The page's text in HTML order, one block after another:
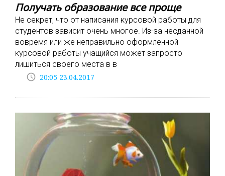
Получать образование все проще
Не секрет, что от написания курсовой работы для
студентов зависит очень многое. Из-за несданной
вовремя или же неправильно оформленной
курсовой работы учащийся может запросто
лишиться своего места в в
access_time 20:05 23.04.2017